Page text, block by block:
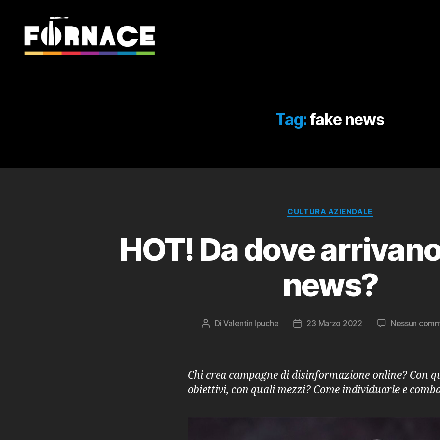
Tag:fake news
Categorie
CULTURA AZIENDALE
HOT! Da dove
news?
Autore
DiValentin Ipuche
Data23 Marzo 2022 Nessun
Chi crea campagne di disinformazione online? Con
obiettivi, con quali mezzi? Come individuarle e